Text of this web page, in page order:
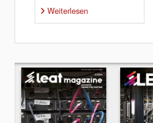
Weiterlesen